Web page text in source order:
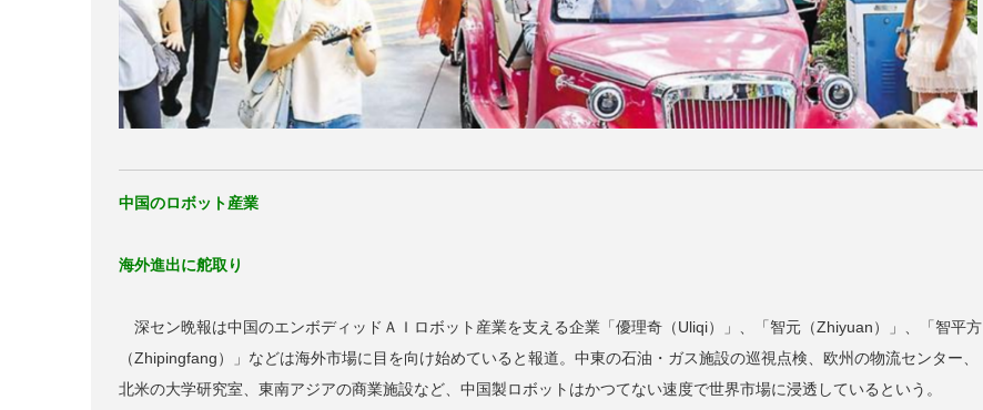
中国のロボット産業
海外進出に舵取り
深セン晩報は中国のエンボディッドＡＩロボット産業を支える企業「優理奇（Uliqi）」、「智元（Zhiyuan）」、「智平方
（Zhipingfang）」などは海外市場に目を向け始めていると報道。中東の石油・ガス施設の巡視点検、欧州の物流センター、
北米の大学研究室、東南アジアの商業施設など、中国製ロボットはかつてない速度で世界市場に浸透しているという。